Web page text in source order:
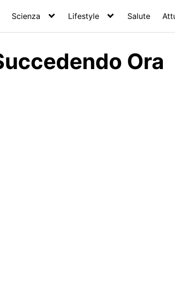
Scienza Lifestyle Salute
Ora